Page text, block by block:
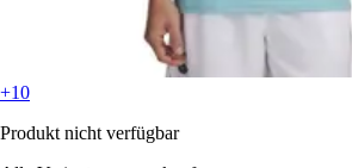
+10
Produkt nicht verfügbar